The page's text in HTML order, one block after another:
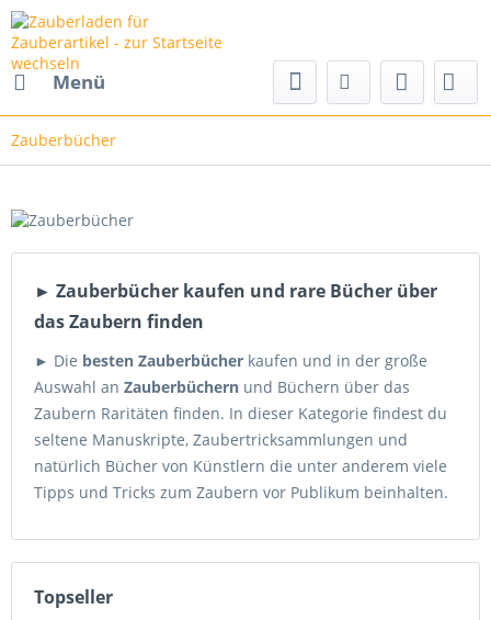
Menü
Zauberbücher
► Zauberbücher kaufen und rare Bücher über
das Zaubern finden
► Die besten Zauberbücher kaufen und in der große
Auswahl an Zauberbüchern und Büchern über das
Zaubern Raritäten finden. In dieser Kategorie findest du
seltene Manuskripte, Zaubertricksammlungen und
natürlich Bücher von Künstlern die unter anderem viele
Tipps und Tricks zum Zaubern vor Publikum beinhalten.
Topseller